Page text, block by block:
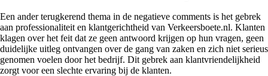
Een ander terugkerend thema in de negatieve comments is het gebrek
aan professionaliteit en klantgerichtheid van Verkeersboete.nl. Klanten
klagen over het feit dat ze geen antwoord krijgen op hun vragen, geen
duidelijke uitleg ontvangen over de gang van zaken en zich niet serieus
genomen voelen door het bedrijf. Dit gebrek aan klantvriendelijkheid
zorgt voor een slechte ervaring bij de klanten.